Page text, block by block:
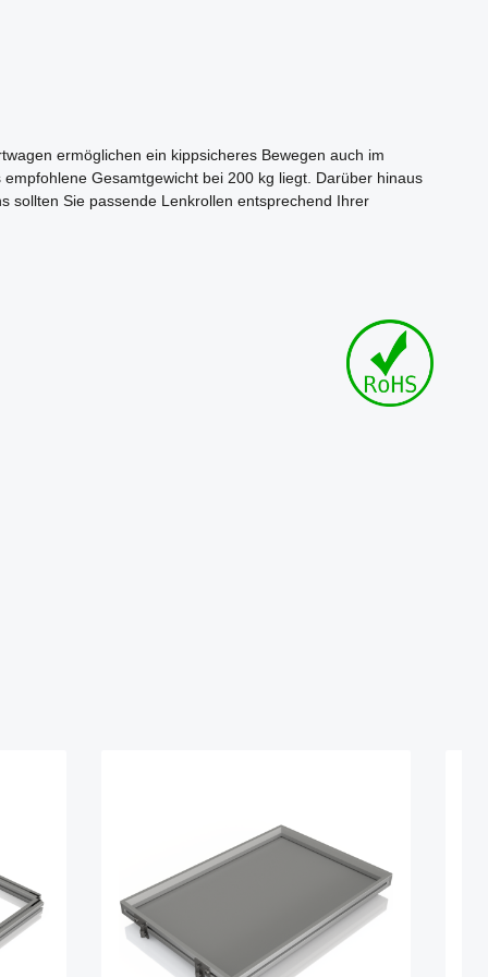
ermöglichen ein kippsicheres Bewegen auch im
Gesamtgewicht bei 200 kg liegt. Darüber hinaus
sollten Sie passende Lenkrollen entsprechend Ihrer